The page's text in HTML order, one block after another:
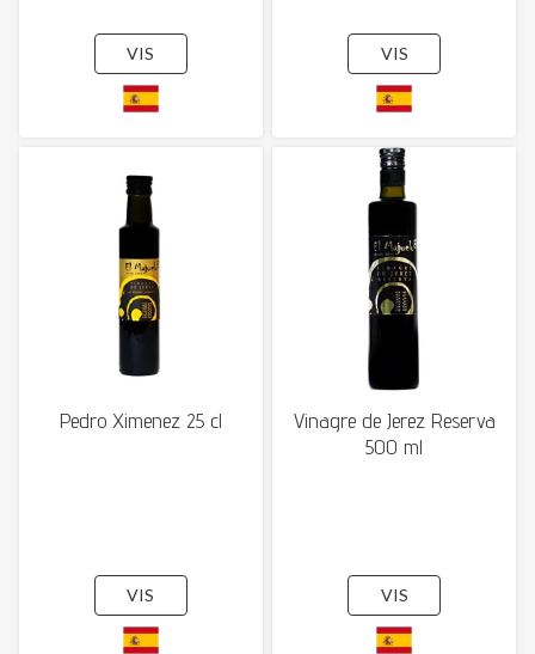
VIS VIS
Pedro Ximenez 25 cl
VIS
Vinagre de Jerez Reserva
500 ml
VIS